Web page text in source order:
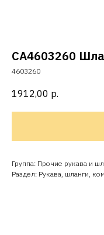
CA4603260
4603260
1912,00 р.
Группа: Прочие рукава и
Раздел: Рукава, шланги,